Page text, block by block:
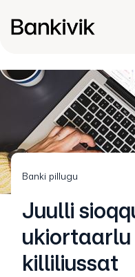
Banki pillugu
Juulli
ukiortaarlu
killiliussat